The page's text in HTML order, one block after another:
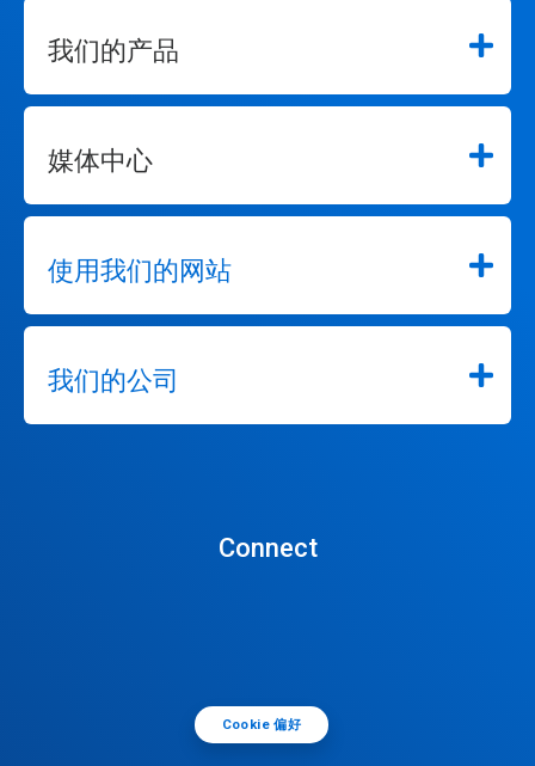
我们的产品
媒体中心
使用我们的网站
我们的公司
Connect
Cookie 偏好